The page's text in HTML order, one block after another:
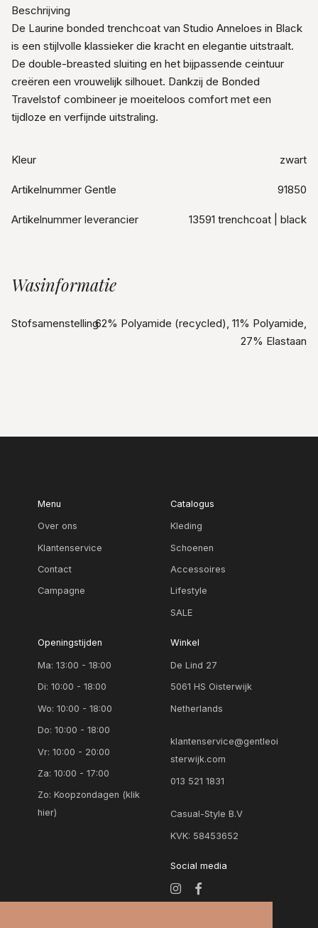
Beschrijving
De Laurine bonded trenchcoat van Studio Anneloes in Black
is een stijlvolle klassieker die kracht en elegantie uitstraalt.
De double-breasted sluiting en het bijpassende ceintuur
creëren een vrouwelijk silhouet. Dankzij de Bonded
Travelstof combineer je moeiteloos comfort met een
tijdloze en verfijnde uitstraling.
Kleur zwart
Artikelnummer Gentle 91850
Artikelnummer leverancier 13591 trenchcoat | black
Wasinformatie
Stofsamenstelling62% Polyamide (recycled), 11% Polyamide,
27% Elastaan
Menu
Over ons
Klantenservice
Contact
Campagne
Catalogus
Kleding
Schoenen
Accessoires
Lifestyle
SALE
Openingstijden
Ma: 13:00 - 18:00
Di: 10:00 - 18:00
Wo: 10:00 - 18:00
Do: 10:00 - 18:00
Vr: 10:00 - 20:00
Za: 10:00 - 17:00
Zo:Koopzondagen (klik
hier)
Winkel
De Lind 27
5061 HS Oisterwijk
Netherlands
klantenservice@gentleoi
sterwijk.com
013 521 1831
Casual-Style B.V
KVK: 58453652
Social media